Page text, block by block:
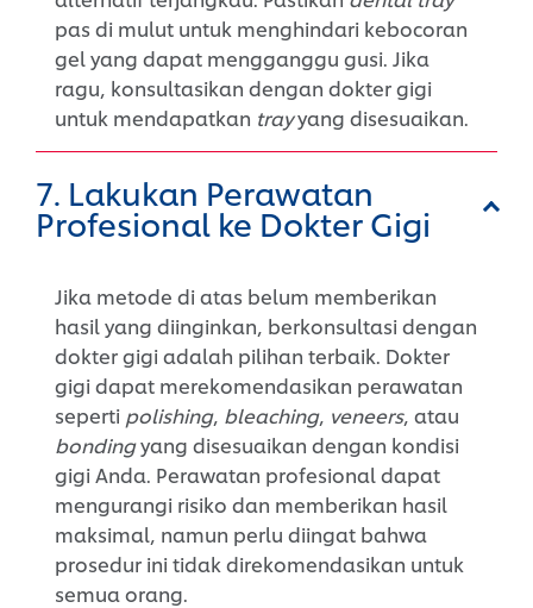
pas di mulut untuk menghindari kebocoran
gel yang dapat mengganggu gusi. Jika
ragu, konsultasikan dengan dokter gigi
untuk mendapatkan trayyang disesuaikan.
7. Lakukan Perawatan
Profesional ke Dokter Gigi
Jika metode di atas belum memberikan
hasil yang diinginkan, berkonsultasi dengan
dokter gigi adalah pilihan terbaik. Dokter
gigi dapat merekomendasikan perawatan
seperti polishing, bleaching, veneers, atau
bondingyang disesuaikan dengan kondisi
gigi Anda. Perawatan profesional dapat
mengurangi risiko dan memberikan hasil
maksimal, namun perlu diingat bahwa
prosedur ini tidak direkomendasikan untuk
semua orang.